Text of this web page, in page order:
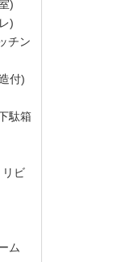
)
)
チン
付)
駄箱
リビ
ム